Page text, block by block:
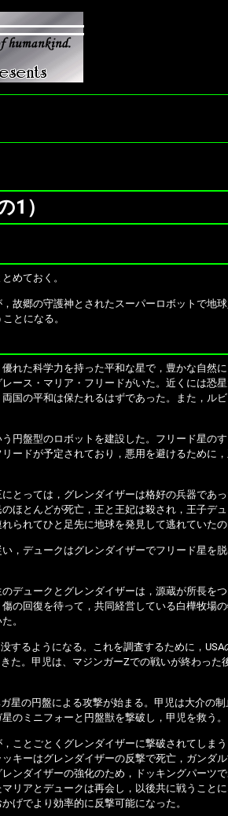
1）
めておく。
故郷の守護神とされたスーパーロボットで地
とになる。
れた科学力を持った平和な星で，豊かな自然
ース・マリア・フリードがいた。近くには恐
国の平和は保たれるはずであった。また，ル
円盤型のロボットを建設した。フリード星の
ードが予定されており，悪用を避けるために
とっては，グレンダイザーは格好の兵器であ
ほとんどが死亡，王と王妃は殺され，王子デ
られてひと足先に地球を発見して逃れていた
，デュークはグレンダイザーでフリード星を
デュークとグレンダイザーは，源蔵が所長を
の回復を待って，共同経営している白樺牧場
。
するようになる。これを調査するために，
た。甲児は、マジンガーZでの戦いが終わった
星の円盤による攻撃が始まる。甲児は大介の
のミニフォーと円盤獣を撃破し，甲児を救う。
ことごとくグレンダイザーに撃破されてしま
キーはグレンダイザーの反撃で死亡，ガンダ
ンダイザーの強化のため，ドッキングパーツ
リアとデュークは再会し，以後共に戦うこと
げでより効率的に反撃可能になった。